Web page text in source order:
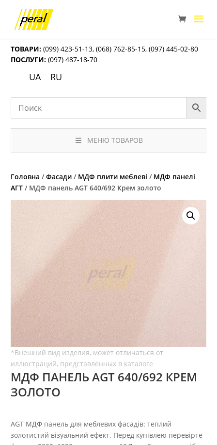
ТОВАРИ: (099) 423-51-13,(068) 762-85-15,(097) 445-02-80
ПОСЛУГИ: (097) 487-18-70
UA RU
МЕНЮ ТОВАРОВ
Головна /Фасади / МДФ плити меблеві / МДФ панелі
АГТ / МДФ панель AGT 640/692 Крем золото
МДФ ПАНЕЛЬ AGT 640/692 КРЕМ
ЗОЛОТО
AGT МДФ панель для меблевих фасадів: теплий
золотистий візуальний ефект. Перед купівлею перевірте